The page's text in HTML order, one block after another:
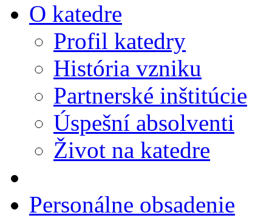
O katedre
Profil katedry
História vzniku
Partnerské inštitúcie
Úspešní absolventi
Život na katedre
Personálne obsadenie